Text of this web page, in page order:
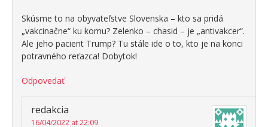
Skúsme to na obyvateľstve Slovenska – kto sa pridá
„vakcinačne“ ku komu? Zelenko – chasid – je „antivakcer“.
Ale jeho pacient Trump? Tu stále ide o to, kto je na konci
potravného reťazca! Dobytok!
Odpovedať
redakcia
16/04/2022 at 22:09